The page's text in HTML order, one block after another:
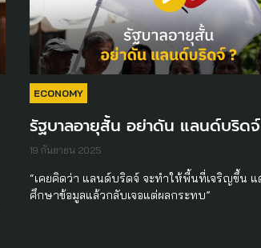
ECONOMY
รัฐบาลอายุสั้น อย่าดัน แลนด์บริด
19 กันยายน 2025
“เคยคิดว่า แลนด์บริดจ์ จะทำให้พื้นที่เจริญขึ้น แ
ศึกษาข้อมูลแล้วกลับเจอแต่ผลกระทบ”